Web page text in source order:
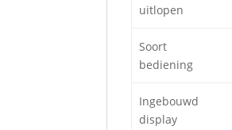
uitlopen
Soort
bediening
Ingebouwd
display